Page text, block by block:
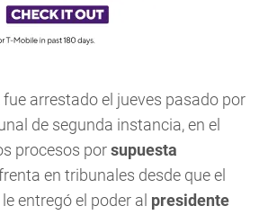
fue arrestado el jueves pasado por
de segunda instancia, en el
procesos porsupuesta
en tribunales desde que el
entregó el poder al presidente